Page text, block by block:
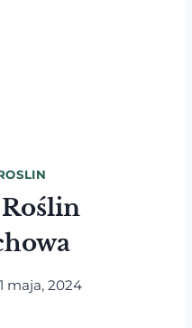
Roślin
1 maja, 2024